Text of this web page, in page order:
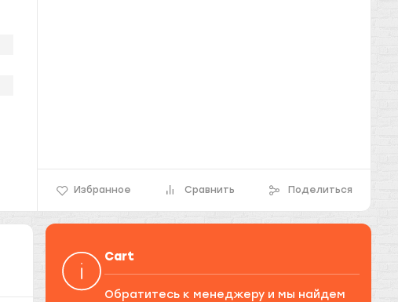
Избранное Сравнить Поделиться
Cart
Обратитесь к менеджеру и мы найдем